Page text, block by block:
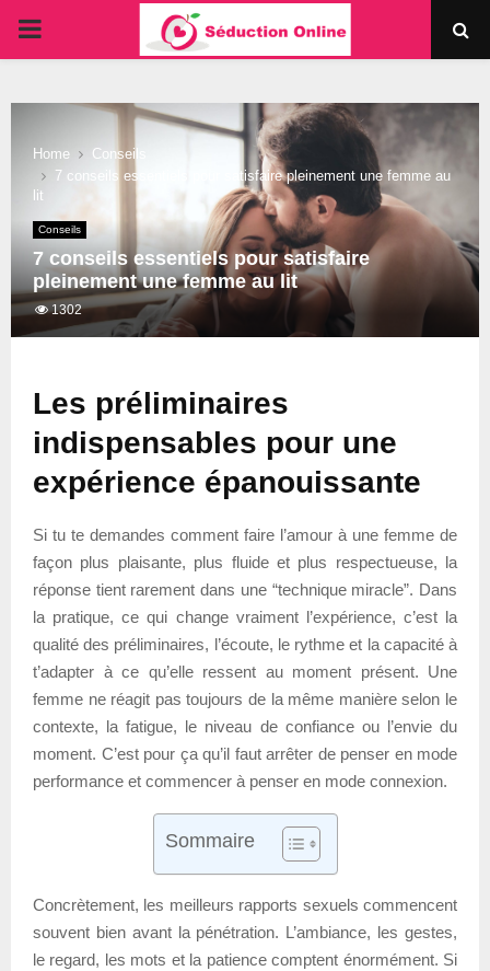
PRIMARY
Home
Conseils
7 conseils essentiels pour satisfaire pleinement une femme au
lit
Conseils
7 conseils essentiels pour satisfaire
pleinement une femme au lit
1302
Les préliminaires
indispensables pour une
expérience épanouissante
Si tu te demandes comment faire l’amour à une femme de
façon plus plaisante, plus fluide et plus respectueuse, la
réponse tient rarement dans une “technique miracle”. Dans
la pratique, ce qui change vraiment l’expérience, c’est la
qualité des préliminaires, l’écoute, le rythme et la capacité à
t’adapter à ce qu’elle ressent au moment présent. Une
femme ne réagit pas toujours de la même manière selon le
contexte, la fatigue, le niveau de confiance ou l’envie du
moment. C’est pour ça qu’il faut arrêter de penser en mode
performance et commencer à penser en mode connexion.
Sommaire
Concrètement, les meilleurs rapports sexuels commencent
souvent bien avant la pénétration. L’ambiance, les gestes,
le regard, les mots et la patience comptent énormément. Si